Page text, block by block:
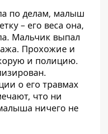
по делам, малыш
– его веса она,
Мальчик выпал
Прохожие и
и полицию.
о его травмах
что ни
ничего не